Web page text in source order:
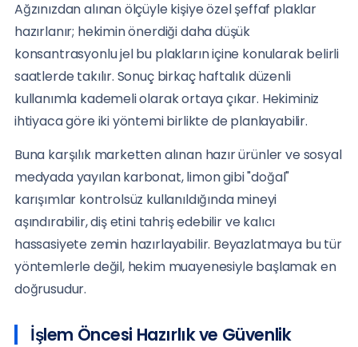
Ağzınızdan alınan ölçüyle kişiye özel şeffaf plaklar
hazırlanır; hekimin önerdiği daha düşük
konsantrasyonlu jel bu plakların içine konularak belirli
saatlerde takılır. Sonuç birkaç haftalık düzenli
kullanımla kademeli olarak ortaya çıkar. Hekiminiz
ihtiyaca göre iki yöntemi birlikte de planlayabilir.
Buna karşılık marketten alınan hazır ürünler ve sosyal
medyada yayılan karbonat, limon gibi "doğal"
karışımlar kontrolsüz kullanıldığında mineyi
aşındırabilir, diş etini tahriş edebilir ve kalıcı
hassasiyete zemin hazırlayabilir. Beyazlatmaya bu tür
yöntemlerle değil, hekim muayenesiyle başlamak en
doğrusudur.
İşlem Öncesi Hazırlık ve Güvenlik